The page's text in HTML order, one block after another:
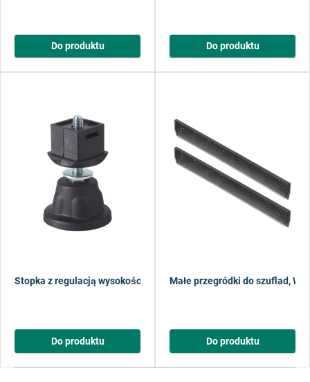
Do produktu Do produktu
Stopka z regulacją wysokości WSS
Do produktu
Małe przegródki do szuflad,
Do produktu